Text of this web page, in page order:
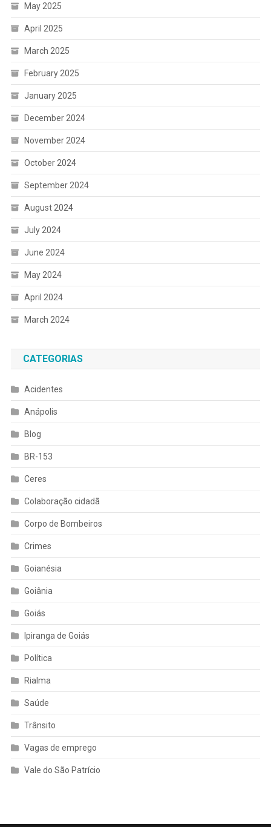
May 2025
April 2025
March 2025
February 2025
January 2025
December 2024
November 2024
October 2024
September 2024
August 2024
July 2024
June 2024
May 2024
April 2024
March 2024
CATEGORIAS
Acidentes
Anápolis
Blog
BR-153
Ceres
Colaboração cidadã
Corpo de Bombeiros
Crimes
Goianésia
Goiânia
Goiás
Ipiranga de Goiás
Política
Rialma
Saúde
Trânsito
Vagas de emprego
Vale do São Patrício